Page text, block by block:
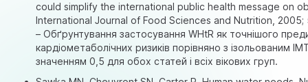
could simplify the international public health message on
International Journal of Food Sciences and Nutrition, 2005;
– Обґрунтування застосування WHtR як точнішого
кардіометаболічних ризиків порівняно з ізольованим
значенням 0,5 для обох статей і всіх вікових груп.